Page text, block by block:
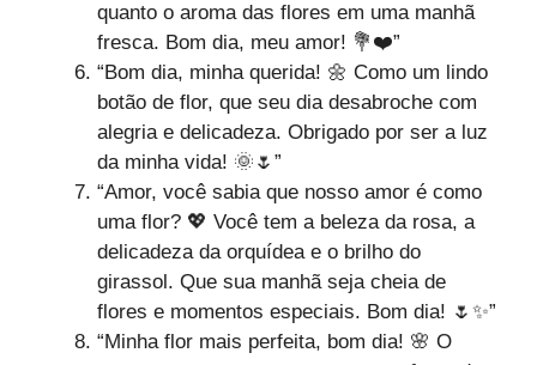
quanto o aroma das flores em uma manhã
fresca. Bom dia, meu amor! 💐❤️”
“Bom dia, minha querida! 🌼 Como um lindo
botão de flor, que seu dia desabroche com
alegria e delicadeza. Obrigado por ser a luz
da minha vida! 🌞🌷”
“Amor, você sabia que nosso amor é como
uma flor? 💖 Você tem a beleza da rosa, a
delicadeza da orquídea e o brilho do
girassol. Que sua manhã seja cheia de
flores e momentos especiais. Bom dia! 🌷✨”
“Minha flor mais perfeita, bom dia! 🌸 O